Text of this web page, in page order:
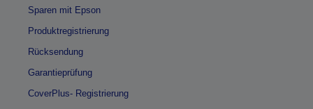
Sparen mit Epson
Produktregistrierung
Rücksendung
Garantieprüfung
CoverPlus- Registrierung